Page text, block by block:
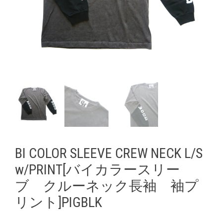
BI COLOR SLEEVE CREW NECK L/S
w/PRINT[バイカラースリー
ブ クルーネック長袖 袖プ
リント]PIGBLK